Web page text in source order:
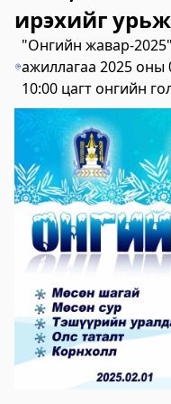
2023-06-06 14:53:59
Дэлгэрэнгүй
Булган аймгийн
хэлтэс
2023-06-06 14:50:54
Дэлгэрэнгүй
Өвөрхангай
2023-06-06 14:46:41
Дэлгэрэнгүй
Булган аймгийн
газар
2023-06-06 14:41:13
Дэлгэрэнгүй
Дорноговь
ирэхийг
"Онгийн жавар-
ажиллагаа 2025 оны
10:00 цагт онгийн